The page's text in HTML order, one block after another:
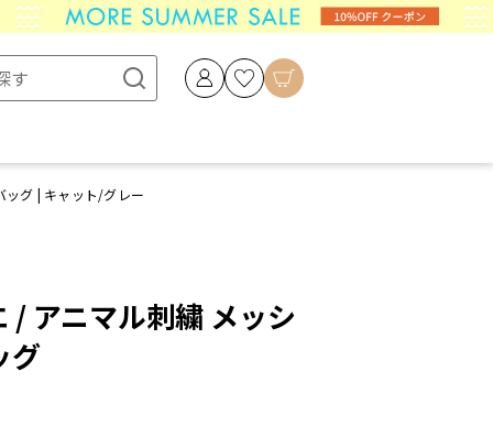
ッグ | キャット/グレー
/ アニマル刺繍 メッシ
グ